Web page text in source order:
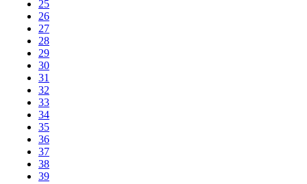
25
26
27
28
29
30
31
32
33
34
35
36
37
38
39